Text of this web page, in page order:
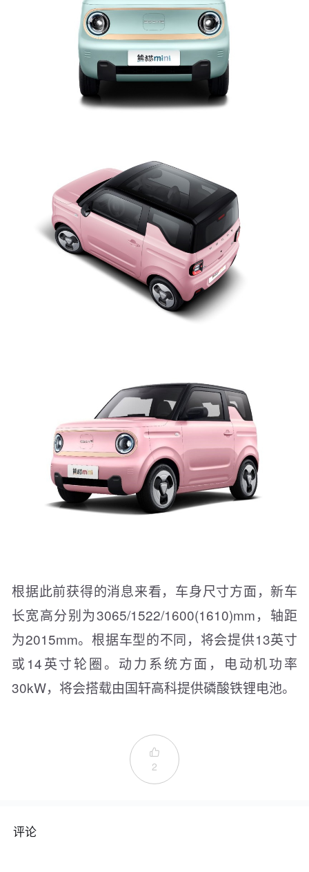
根据此前获得的消息来看，车身尺寸方面，新车
长宽高分别为3065/1522/1600(1610)mm，轴距
为2015mm。根据车型的不同，将会提供13英寸
或14英寸轮圈。动力系统方面，电动机功率
30kW，将会搭载由国轩高科提供磷酸铁锂电池。

2
评论